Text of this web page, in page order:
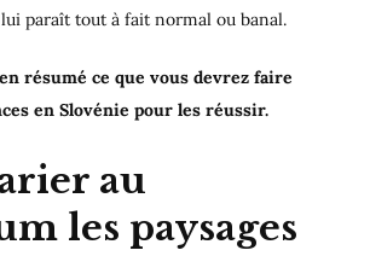
paraît tout à fait normal ou banal.
résumé ce que vous devrez faire
en Slovénie pour les réussir.
au
les paysages